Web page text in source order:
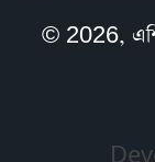
© 2026,